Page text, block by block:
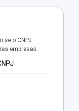
se o CNPJ
empresas.